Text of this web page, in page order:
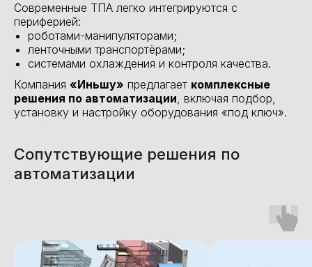
Современные ТПА легко интегрируются с
периферией:
роботами-манипуляторами;
ленточными транспортёрами;
системами охлаждения и контроля качества.
Компания «Иньшу» предлагает комплексные
решения по автоматизации, включая подбор,
установку и настройку оборудования «под ключ».
Сопутствующие решения по
автоматизации